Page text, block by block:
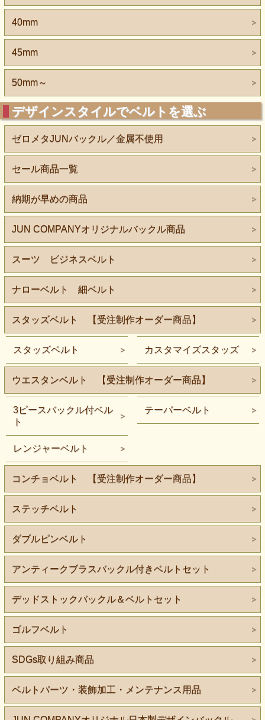
40mm
45mm
50mm～
デザインスタイルでベルトを選ぶ
ゼロメタJUNバックル／金属不使用
セール商品一覧
納期が早めの商品
JUN COMPANYオリジナルバックル商品
スーツ ビジネスベルト
ナローベルト 細ベルト
スタッズベルト 【受注制作オーダー商品】
スタッズベルト カスタマイズスタッズ
ウエスタンベルト 【受注制作オーダー商品】
3ピースバックル付ベル
ト
レンジャーベルト
テーパーベルト
コンチョベルト 【受注制作オーダー商品】
ステッチベルト
ダブルピンベルト
アンティークブラスバックル付きベルトセット
デッドストックバックル＆ベルトセット
ゴルフベルト
SDGs取り組み商品
ベルトパーツ・装飾加工・メンテナンス用品